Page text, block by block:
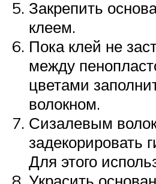
Закрепить
клеем.
Пока клей не
между
цветами
волокном.
Сизалевым
задекорировать
Для этого